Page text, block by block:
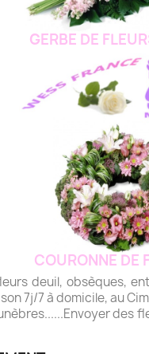
GERBE DE
COURONNE DE
fleurs deuil,
7j/7 à domicile, au
des